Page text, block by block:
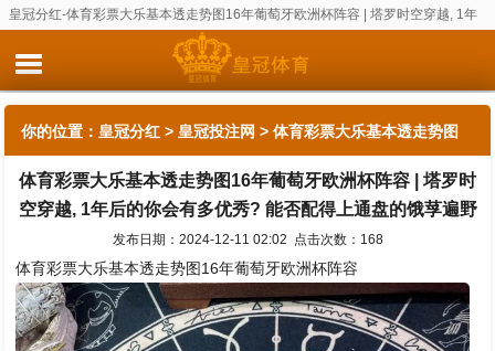
皇冠分红-体育彩票大乐基本透走势图16年葡萄牙欧洲杯阵容 | 塔罗时空穿越, 1年
后的你会有多优秀? 能否配得上通盘的饿莩遍野
你的位置： 皇冠分红 > 皇冠投注网 > 体育彩票大乐基本透走势图
16年葡萄牙欧洲杯阵容 | 塔罗时空穿越, 1年后的你会有多优秀? 能
否配得上通盘的饿莩遍野
体育彩票大乐基本透走势图16年葡萄牙欧洲杯阵容 | 塔罗时
空穿越, 1年后的你会有多优秀? 能否配得上通盘的饿莩遍野
发布日期：2024-12-11 02:02 点击次数：168
体育彩票大乐基本透走势图16年葡萄牙欧洲杯阵容